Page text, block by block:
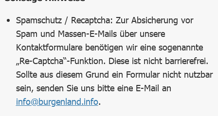
Spamschutz / Recaptcha: Zur Absicherung vor
Spam und Massen-E-Mails über unsere
Kontaktformulare benötigen wir eine sogenannte
„Re-Captcha“-Funktion. Diese ist nicht barrierefrei.
Sollte aus diesem Grund ein Formular nicht nutzbar
sein, senden Sie uns bitte eine E-Mail an
info@burgenland.info.